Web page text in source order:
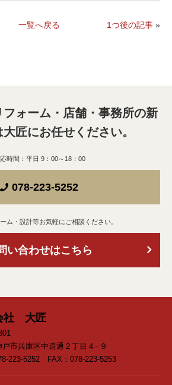
一覧へ戻る 1つ後の記事 »
ォーム・店舗・事務所の新
大匠にお任せください。
時間：平日 9：00～18：00
078-223-5252
ム・設計等お気軽にご相談ください。
い合わせはこちら
社 大匠
戸市兵庫区中道通２丁目４−９
223-5252 FAX：078-223-5253